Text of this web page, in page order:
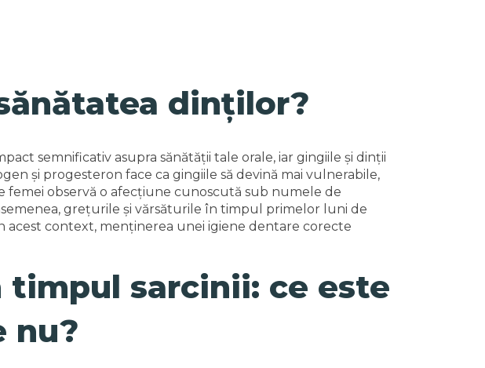
dinților?
semnificativ asupra sănătății tale orale, iar gingiile și dinții
și progesteron face ca gingiile să devină mai vulnerabile,
femei observă o afecțiune cunoscută sub numele de
grețurile și vărsăturile în timpul primelor luni de
acest context, menținerea unei igiene dentare corecte
sarcinii: ce este
nu?